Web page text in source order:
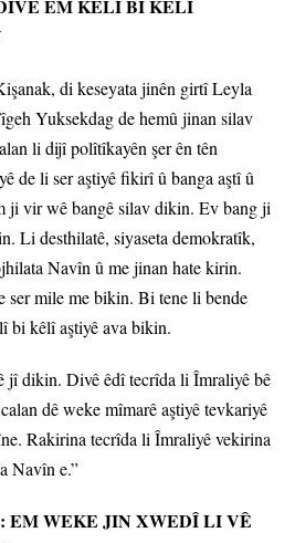
EM KÊLÎ BI KÊLÎ
di keseyata jinên girtî Leyla
Yuksekdag de hemû jinan silav
li dijî polîtîkayên şer ên tên
de li ser aştiyê fikirî û banga aştî û
ji vir wê bangê silav dikin. Ev bang ji
Li desthilatê, siyaseta demokratîk,
Navîn û me jinan hate kirin.
ser mile me bikin. Bi tene li bende
bi kêlî aştiyê ava bikin.
jî dikin. Divê êdî tecrîda li Îmraliyê bê
dê weke mîmarê aştiyê tevkariyê
Rakirina tecrîda li Îmraliyê vekirina
Navîn e.”
EM WEKE JIN XWEDÎ LI VÊ